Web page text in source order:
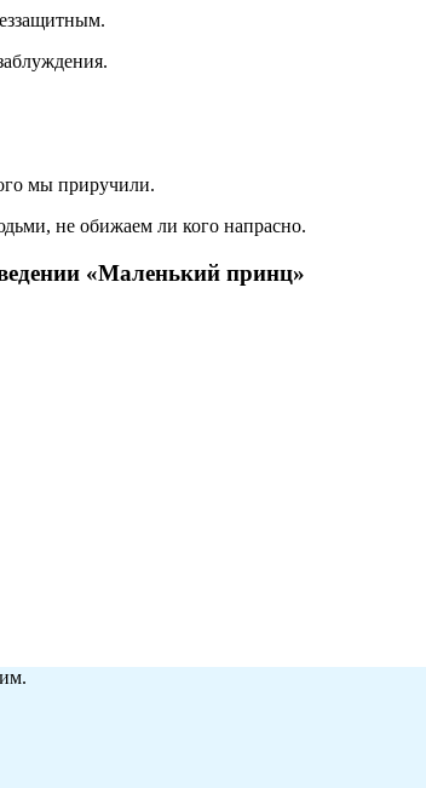
мы приручили.
не обижаем ли кого напрасно.
«Маленький принц»